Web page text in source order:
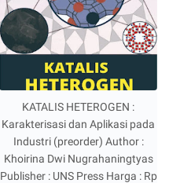
KATALIS HETEROGEN :
Karakterisasi dan Aplikasi pada
Industri (preorder) Author :
Khoirina Dwi Nugrahaningtyas
Publisher : UNS Press Harga : Rp